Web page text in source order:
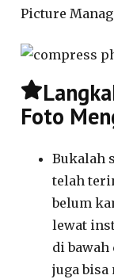
Picture
Foto
Bukalah
telah
belum
lewat
di bawah
juga bisa